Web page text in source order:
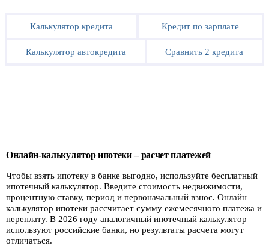
Калькулятор кредита Кредит по зарплате
Калькулятор автокредита Сравнить 2 кредита
Онлайн-калькулятор ипотеки – расчет платежей
Чтобы взять ипотеку в банке выгодно, используйте бесплатный
ипотечный калькулятор. Введите стоимость недвижимости,
процентную ставку, период и первоначальный взнос. Онлайн
калькулятор ипотеки рассчитает сумму ежемесячного платежа и
переплату. В 2026 году аналогичный ипотечный калькулятор
используют российские банки, но результаты расчета могут
отличаться.